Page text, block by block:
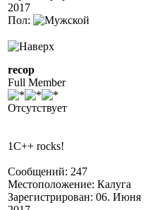
2017
Пол:
recop
Full Member
Отсутствует
1C++ rocks!
Сообщений: 247
Местоположение: Калуга
Зарегистрирован: 06. Июня